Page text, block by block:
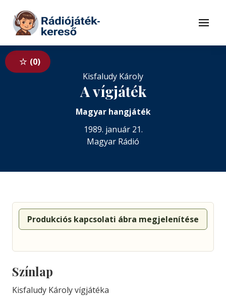
Tovább a tartalomhoz
Menü
0
Kisfaludy Károly
A vígjáték
Magyar hangjáték
1989. január 21.
Magyar Rádió
Produkciós kapcsolati ábra megjelenítése
Színlap
Kisfaludy Károly vígjátéka